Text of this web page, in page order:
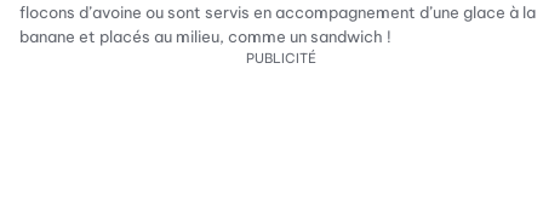
flocons d’avoine ou sont servis en accompagnement d’une glace à la
banane et placés au milieu, comme un sandwich !
PUBLICITÉ